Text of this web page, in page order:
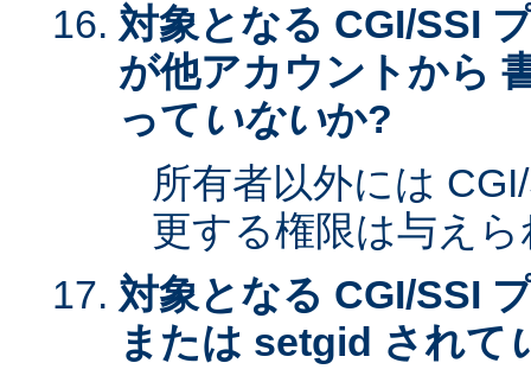
対象となる CGI/SSI
が他アカウントから
って いないか?
所有者以外には
更する権限は与え
対象となる CGI/SSI
または setgid されて